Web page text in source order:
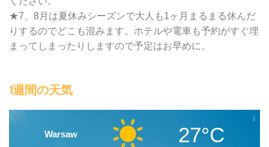
★7、8月は夏休みシーズンで大人も1ヶ月まるまる休んだ
りするのでどこも混みます。ホテルや電車も予約がすぐ埋
まってしまったりしますので予定はお早めに。
1週間の天気
Warsaw 27°C